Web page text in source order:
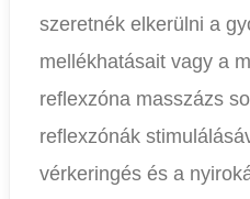
szeretnék elkerülni a
mellékhatásait vagy a
reflexzóna masszázs
reflexzónák
vérkeringés és a